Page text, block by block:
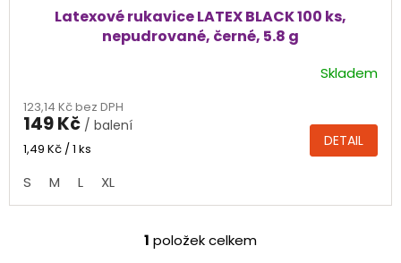
Latexové rukavice LATEX BLACK 100 ks,
nepudrované, černé, 5.8 g
produktu
je
4,9
5
hvězdiček.
Skladem
123,14 Kč bez DPH
149 Kč / balení
Měrná
1,49 Kč / 1 ks DETAIL
S M L XL
O
1 položek celkem